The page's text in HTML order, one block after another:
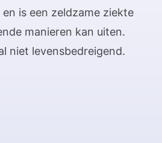
is een zeldzame ziekte
manieren kan uiten.
niet levensbedreigend.